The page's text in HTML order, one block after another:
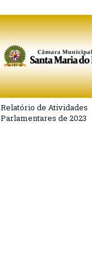
Relatório de Atividades
Parlamentares de 2023